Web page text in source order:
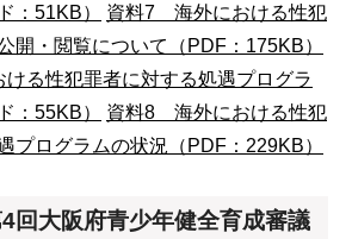
：51KB）
資料7 海外における性犯
開・閲覧について（PDF：175KB）
る性犯罪者に対する処遇プログラ
：55KB）
資料8 海外における性犯
プログラムの状況（PDF：229KB）
回大阪府青少年健全育成審議